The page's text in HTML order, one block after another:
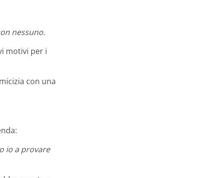
nessuno.
motivi per i
con una
io a provare